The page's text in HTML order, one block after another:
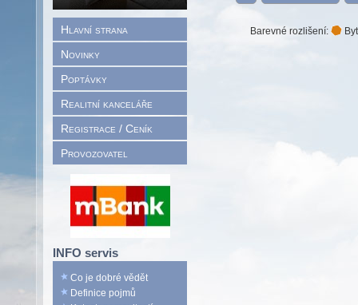
Hlavní strana
Novinky
Poptávky
Realitní kanceláře
Registrace / Ceník
Provozovatel
INFO servis
Co je dobré vědět
Definice pojmů
Barevné rozlišení: